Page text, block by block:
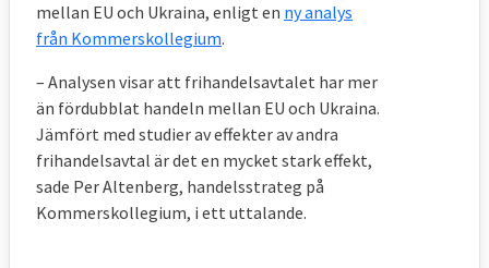
mellan EU och Ukraina, enligt en ny analys
från Kommerskollegium.
– Analysen visar att frihandelsavtalet har mer
än fördubblat handeln mellan EU och Ukraina.
Jämfört med studier av effekter av andra
frihandelsavtal är det en mycket stark effekt,
sade Per Altenberg, handelsstrateg på
Kommerskollegium, i ett uttalande.